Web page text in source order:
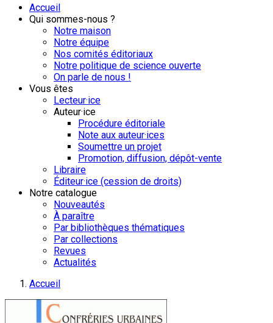
Accueil
Qui sommes-nous ?
Notre maison
Notre équipe
Nos comités éditoriaux
Notre politique de science ouverte
On parle de nous !
Vous êtes
Lecteur·ice
Auteur·ice
Procédure éditoriale
Note aux auteur·ices
Soumettre un projet
Promotion, diffusion, dépôt-vente
Libraire
Éditeur·ice (cession de droits)
Notre catalogue
Nouveautés
À paraître
Par bibliothèques thématiques
Par collections
Revues
Actualités
Accueil